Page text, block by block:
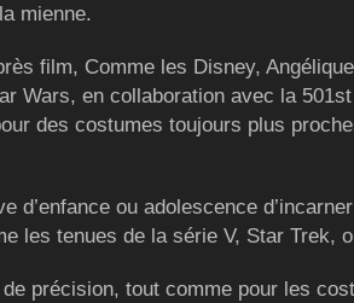
mienne.
film, Comme les Disney,
Wars, en collaboration avec la
des costumes toujours plus
d’enfance ou adolescence
les tenues de la série V, Star Trek,
de précision, tout comme pour les